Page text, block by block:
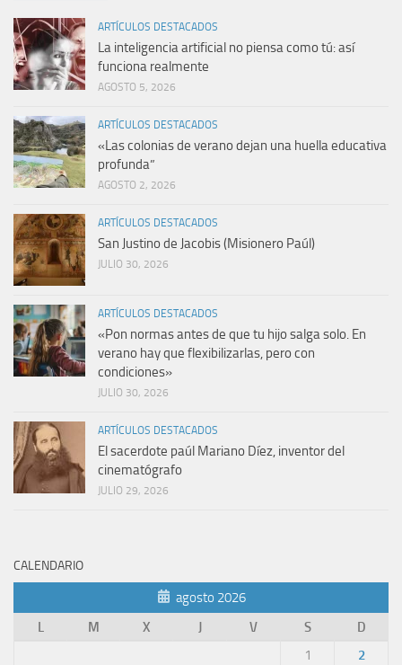
ARTÍCULOS DESTACADOS
La inteligencia artificial no piensa como tú: así
funciona realmente
AGOSTO 5, 2026
ARTÍCULOS DESTACADOS
«Las colonias de verano dejan una huella educativa
profunda”
AGOSTO 2, 2026
ARTÍCULOS DESTACADOS
San Justino de Jacobis (Misionero Paúl)
JULIO 30, 2026
ARTÍCULOS DESTACADOS
«Pon normas antes de que tu hijo salga solo. En
verano hay que flexibilizarlas, pero con
condiciones»
JULIO 30, 2026
ARTÍCULOS DESTACADOS
El sacerdote paúl Mariano Díez, inventor del
cinematógrafo
JULIO 29, 2026
CALENDARIO
agosto 2026
L
M X J V S
D
1
2